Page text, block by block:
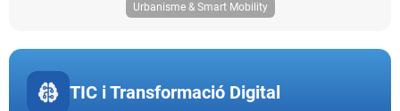
Urbanisme & Smart Mobility
TIC i Transformació Digital